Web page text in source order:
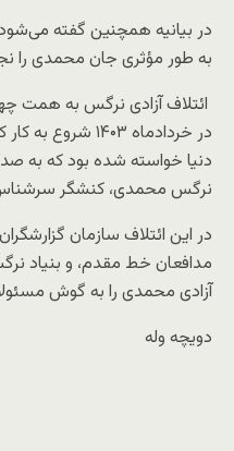
در بیانیه همچنین گفته
به طور مؤثری جان محمدی را
ائتلاف آزادی نرگس به همت
در خردادماه
دنیا خواسته شده بود که به
نرگس محمدی، کنشگر
در این ائتلاف سازمان
مدافعان خط مقدم، و بنیاد
آزادی محمدی را به گوش
دویچه وله